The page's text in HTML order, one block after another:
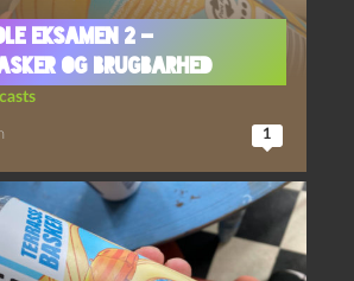
Eksamen 2 –
og Brugbarhed
1